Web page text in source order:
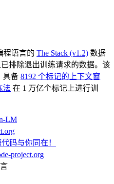
程语言的 The Stack (v1.2) 数据
排除退出训练请求的数据。该
具备 8192 个标记的上下文窗
法 在 1 万亿个标记上进行训
LM
码与你同在！
project.org